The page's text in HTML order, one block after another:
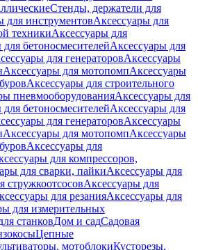
Стенды, держатели для
для инструментовАксессуары для
техникиАксессуары для
бетоносмесителейАксессуары для
для генераторовАксессуары
Аксессуары для мотопомпАксессуары
Аксессуары для строительного
пневмооборудованияАксессуары для
бетоносмесителейАксессуары для
для генераторовАксессуары
Аксессуары для мотопомпАксессуары
Аксессуары для
для компрессоров,
для сварки, пайкиАксессуары для
стружкоотсосовАксессуары для
для резанияАксессуары для
для измерительных
станковДом и садСадовая
Цепные
мотоблокиКусторезы,